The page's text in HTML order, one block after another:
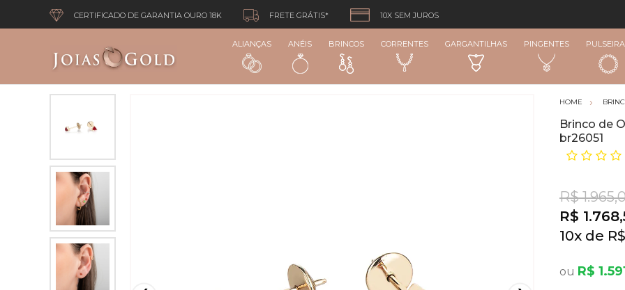
CERTIFICADO DE GARANTIA OURO 18K FRETE GRÁTIS* 10X SEM JUROS
ALIANÇAS ANÉIS BRINCOS CORRENTES GARGANTILHAS PINGENTES
Brinco de
br26051
R$
R$
10x
R$